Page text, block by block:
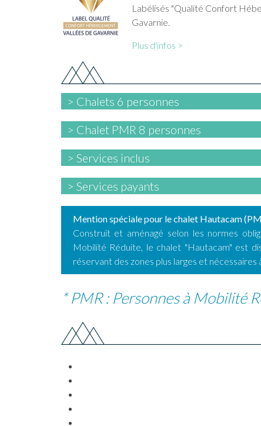
Labélisés "Qualité Confort
Gavarnie.
Plus d'infos >
> Chalets 6 personnes
> Chalet PMR 8 personnes
> Services inclus
> Services payants
Mention spéciale pour le chalet Hautacam
Construit et aménagé selon les normes
Mobilité Réduite, le chalet "Hautacam" est
réservant des zones plus larges et nécessaires
* PMR : Personnes à Mobilité